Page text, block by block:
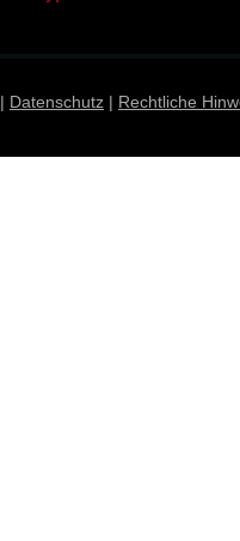
| Datenschutz | Rechtliche